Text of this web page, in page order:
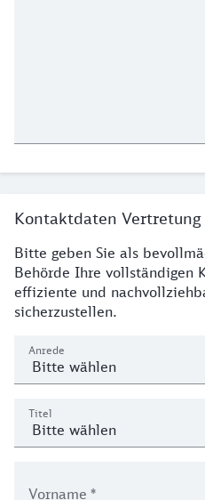
Kontaktdaten Vertretung
Bitte geben Sie als
Behörde Ihre vollständigen
effiziente und
sicherzustellen.
Anrede
Titel
Vorname *